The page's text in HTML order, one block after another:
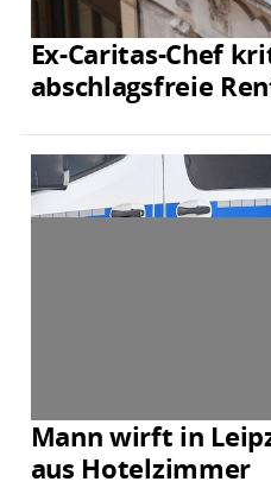
Ex-Caritas-Chef
abschlagsfreie
Mann wirft in
aus Hotelzimmer